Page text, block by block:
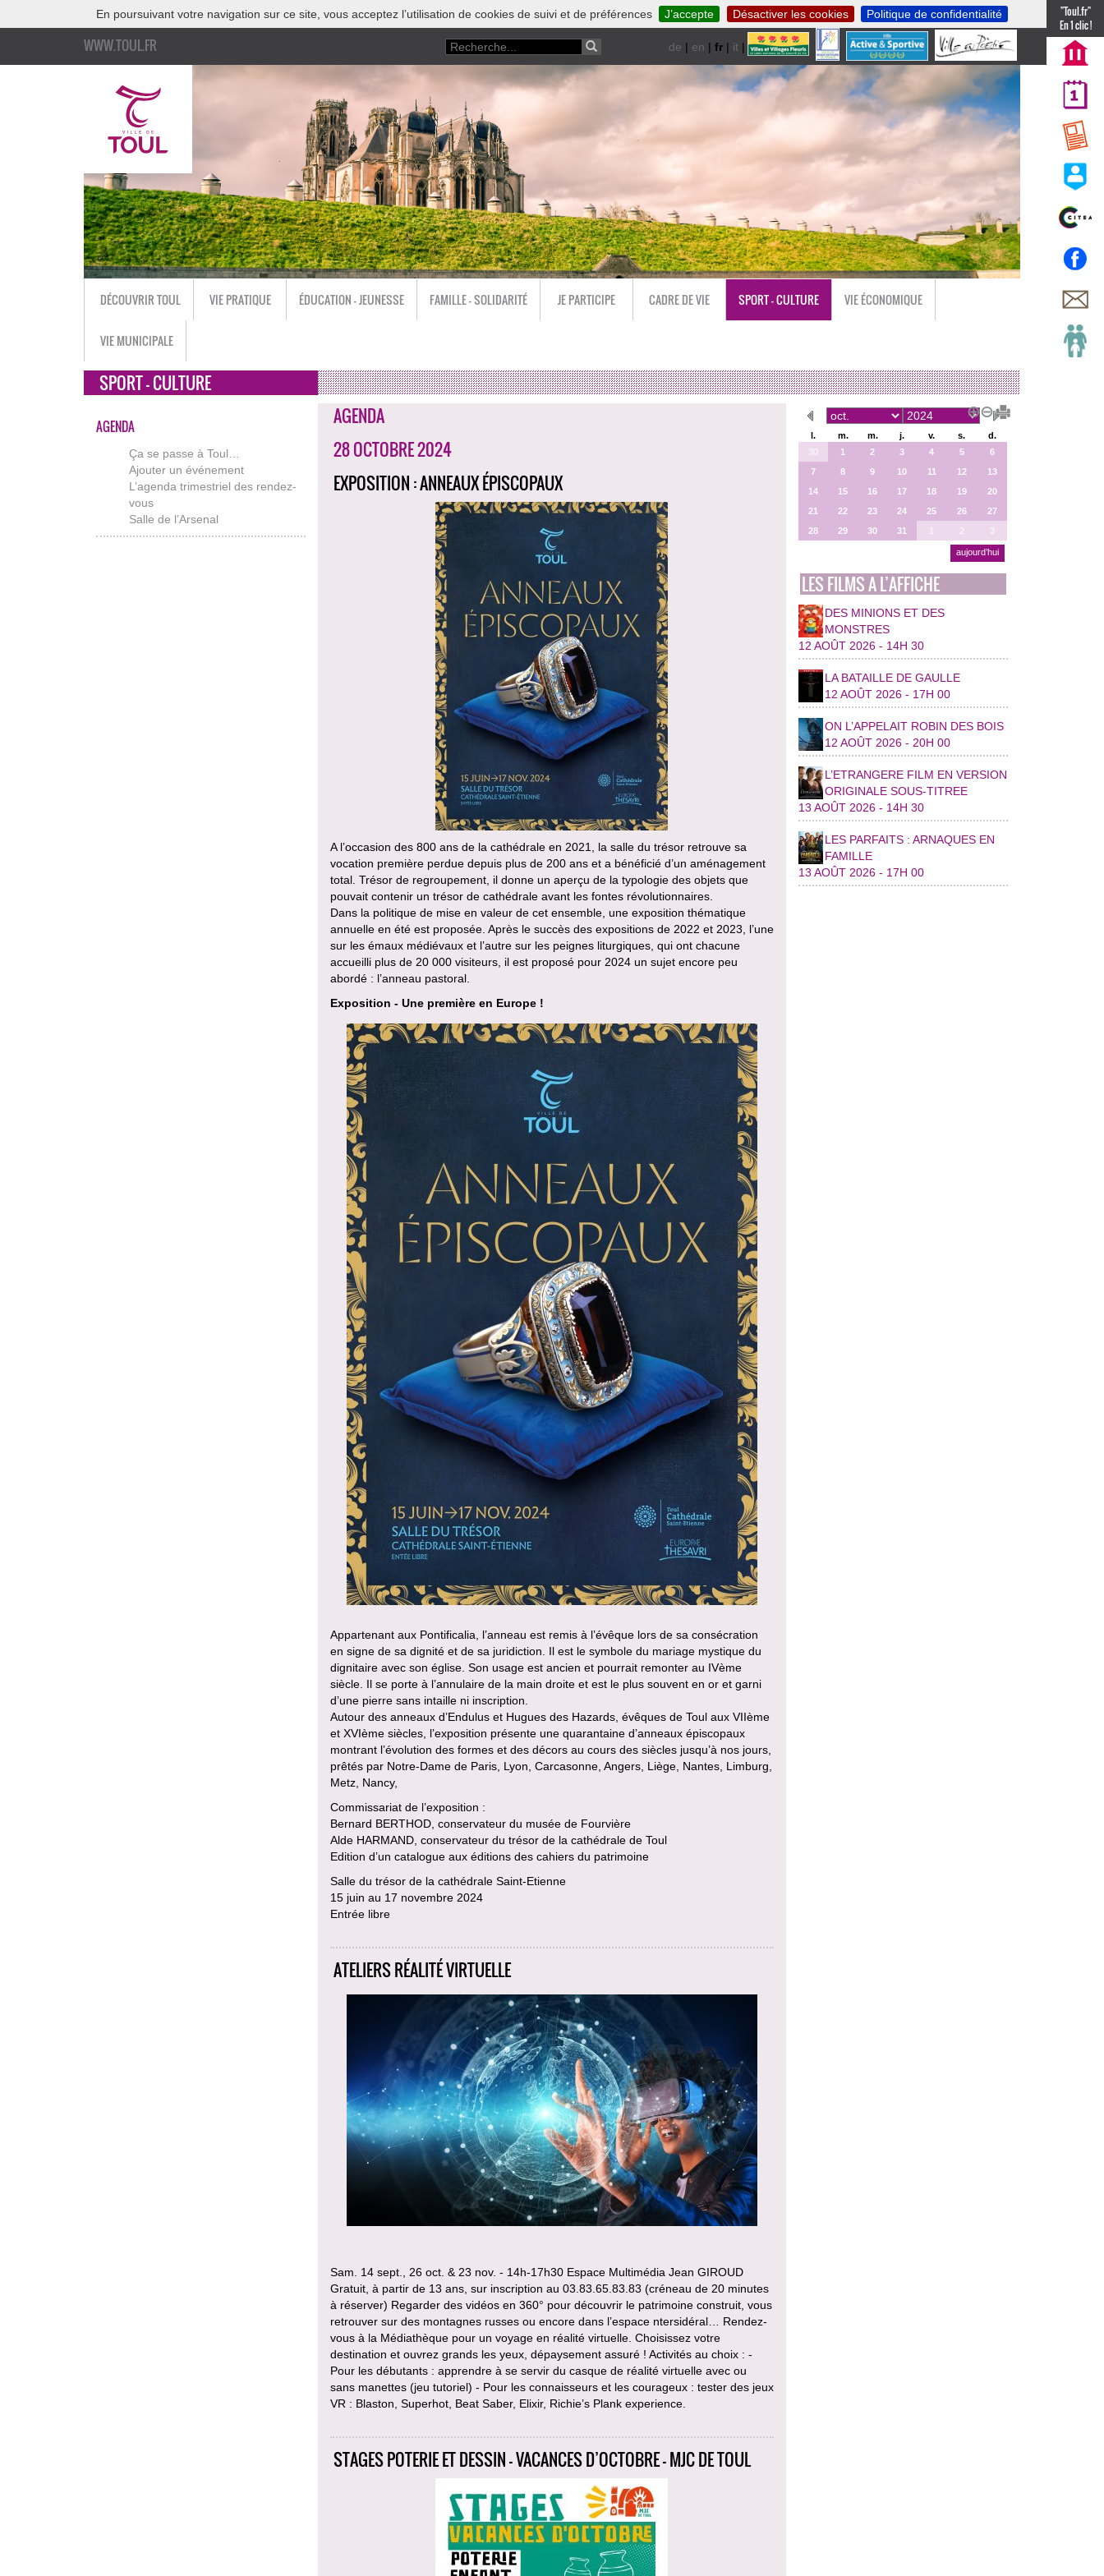
En poursuivant votre navigation sur ce site, vous acceptez l’utilisation de cookies de suivi et de préférences J’accepte Désactiver les cookies Politique de confidentialité
WWW.TOUL.FR de | en | fr | it |nl
"Toul.fr"
En 1 clic !
DÉCOUVRIR TOUL VIE PRATIQUE ÉDUCATION - JEUNESSE FAMILLE - SOLIDARITÉ JE PARTICIPE CADRE DE VIE SPORT - CULTURE VIE ÉCONOMIQUE
VIE MUNICIPALE
SPORT - CULTURE
AGENDA
Ça se passe à Toul…
Ajouter un événement
L’agenda trimestriel des rendez-
vous
Salle de l’Arsenal
AGENDA
28 OCTOBRE 2024
EXPOSITION : ANNEAUX ÉPISCOPAUX
A l’occasion des 800 ans de la cathédrale en 2021, la salle du trésor retrouve sa
vocation première perdue depuis plus de 200 ans et a bénéficié d’un aménagement
total. Trésor de regroupement, il donne un aperçu de la typologie des objets que
pouvait contenir un trésor de cathédrale avant les fontes révolutionnaires.
Dans la politique de mise en valeur de cet ensemble, une exposition thématique
annuelle en été est proposée. Après le succès des expositions de 2022 et 2023, l’une
sur les émaux médiévaux et l’autre sur les peignes liturgiques, qui ont chacune
accueilli plus de 20 000 visiteurs, il est proposé pour 2024 un sujet encore peu
abordé : l’anneau pastoral.
Exposition - Une première en Europe !
Appartenant aux Pontificalia, l’anneau est remis à l’évêque lors de sa consécration
en signe de sa dignité et de sa juridiction. Il est le symbole du mariage mystique du
dignitaire avec son église. Son usage est ancien et pourrait remonter au IVème
siècle. Il se porte à l’annulaire de la main droite et est le plus souvent en or et garni
d’une pierre sans intaille ni inscription.
Autour des anneaux d’Endulus et Hugues des Hazards, évêques de Toul aux VIIème
et XVIème siècles, l’exposition présente une quarantaine d’anneaux épiscopaux
montrant l’évolution des formes et des décors au cours des siècles jusqu’à nos jours,
prêtés par Notre-Dame de Paris, Lyon, Carcasonne, Angers, Liège, Nantes, Limburg,
Metz, Nancy,
Commissariat de l’exposition :
Bernard BERTHOD, conservateur du musée de Fourvière
Alde HARMAND, conservateur du trésor de la cathédrale de Toul
Edition d’un catalogue aux éditions des cahiers du patrimoine
Salle du trésor de la cathédrale Saint-Etienne
15 juin au 17 novembre 2024
Entrée libre
ATELIERS RÉALITÉ VIRTUELLE
Sam. 14 sept., 26 oct. & 23 nov. - 14h-17h30 Espace Multimédia Jean GIROUD
Gratuit, à partir de 13 ans, sur inscription au 03.83.65.83.83 (créneau de 20 minutes
à réserver) Regarder des vidéos en 360° pour découvrir le patrimoine construit, vous
retrouver sur des montagnes russes ou encore dans l’espace ntersidéral… Rendez-
vous à la Médiathèque pour un voyage en réalité virtuelle. Choisissez votre
destination et ouvrez grands les yeux, dépaysement assuré ! Activités au choix : -
Pour les débutants : apprendre à se servir du casque de réalité virtuelle avec ou
sans manettes (jeu tutoriel) - Pour les connaisseurs et les courageux : tester des jeux
VR : Blaston, Superhot, Beat Saber, Elixir, Richie’s Plank experience.
STAGES POTERIE ET DESSIN - VACANCES D’OCTOBRE - MJC DE TOUL
l. m. m. j. v. s.
d.
30
1 2 3 4 5
6
7
8 9 10 11 12
13
14
15 16 17 18 19
20
21
22 23 24 25 26
27
28
29 30 31 1 2 3
aujourd’hui
LES FILMS A L’AFFICHE
DES MINIONS ET DES
MONSTRES
12 AOÛT 2026 - 14H 30
LA BATAILLE DE GAULLE
12 AOÛT 2026 - 17H 00
ON L’APPELAIT ROBIN DES BOIS
12 AOÛT 2026 - 20H 00
L’ETRANGERE FILM EN VERSION
ORIGINALE SOUS-TITREE
13 AOÛT 2026 - 14H 30
LES PARFAITS : ARNAQUES EN
FAMILLE
13 AOÛT 2026 - 17H 00